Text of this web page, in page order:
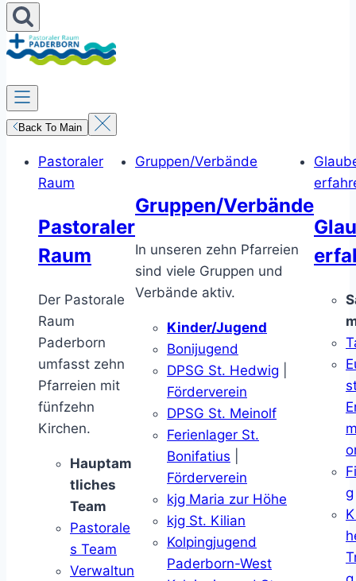
Back To Main
Pastoraler
Raum
Pastoraler
Raum
Der Pastorale
Raum
Paderborn
umfasst zehn
Pfarreien mit
fünfzehn
Kirchen.
Hauptam
tliches
Team
Pastorale
s Team
Verwaltun
Gruppen/Verbände
Gruppen/Verbände
In unseren zehn Pfarreien
sind viele Gruppen und
Verbände aktiv.
Kinder/Jugend
Bonijugend
DPSG St. Hedwig
Förderverein
DPSG St. Meinolf
Ferienlager St.
Bonifatius
Förderverein
kjg Maria zur Höhe
kjg St. Kilian
Kolpingjugend
Paderborn-West
g